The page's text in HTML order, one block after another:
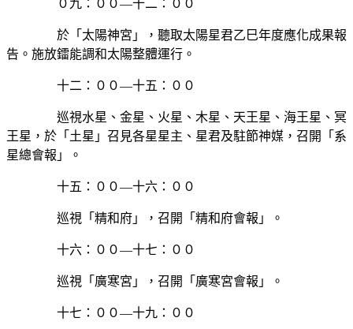
０九：００—十二：００
於「太陽神宮」，聽取太陽星君乙巳年度應化成果報
告。施放鐳能調和太陽整體運行。
十二：００—十五：００
巡視水星、金星、火星、木星、天王星、海王星、冥
王星，於「土星」召見各星星主、星君及駐節神媒，召開「系
星總會報」。
十五：００—十六：００
巡視「精和府」，召開「精和府會報」。
十六：００—十七：００
巡視「廣寒宮」，召開「廣寒宮會報」。
十七：００—十九：００